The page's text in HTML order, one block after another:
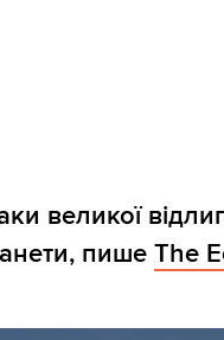
великої
пише The